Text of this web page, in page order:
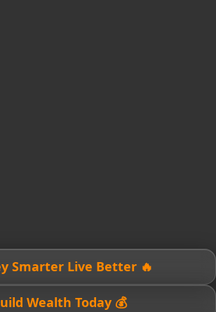
🔥 Money Smarter Live Better
💰 Build Wealth Today